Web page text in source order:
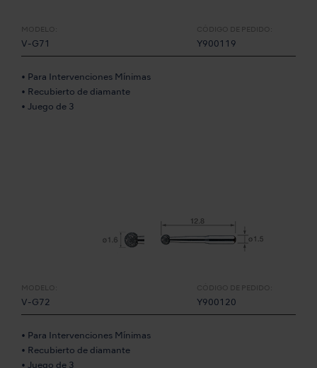
MODELO:
V-G71
CÓDIGO DE PEDIDO:
Y900119
• Para Intervenciones Mínimas
• Recubierto de diamante
• Juego de 3
MODELO:
V-G72
CÓDIGO DE PEDIDO:
Y900120
• Para Intervenciones Mínimas
• Recubierto de diamante
• Juego de 3